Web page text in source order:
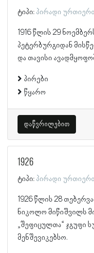
ტიპი: პირადი
1916 წლის 29
პეტერბურგიდან
და თავისი
პირები
წყარო
დაწვრილებით
1926
ტიპი: პირადი
1926 წლის 28
ნიკოლო მიწიშვილს
„შეფიცულთა“ ჯგუფი
მენშევიკებსო.